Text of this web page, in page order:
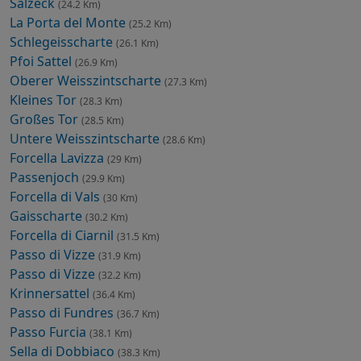
(24.2 Km)
La Porta del Monte (25.2 Km)
Schlegeisscharte (26.1 Km)
Pfoi Sattel (26.9 Km)
Oberer Weisszintscharte (27.3 Km)
Kleines Tor (28.3 Km)
Großes Tor (28.5 Km)
Untere Weisszintscharte (28.6 Km)
Forcella Lavizza (29 Km)
Passenjoch (29.9 Km)
Forcella di Vals (30 Km)
Gaisscharte (30.2 Km)
Forcella di Ciarnil (31.5 Km)
Passo di Vizze (31.9 Km)
Passo di Vizze (32.2 Km)
Krinnersattel (36.4 Km)
Passo di Fundres (36.7 Km)
Passo Furcia (38.1 Km)
Sella di Dobbiaco (38.3 Km)